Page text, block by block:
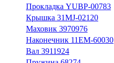
Прокладка YUBP-00783
Крышка 31MJ-02120
Маховик 3970976
Наконечник 11EM-60030
Вал 3911924